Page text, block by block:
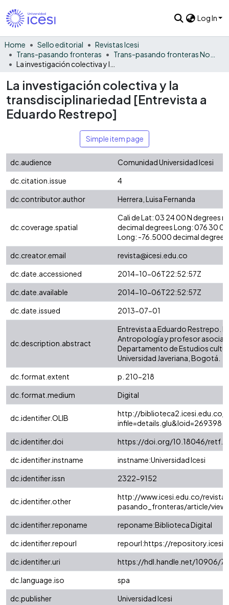
Log In
Home Sello editorial
Revistas Icesi
Trans-pasando fronteras
La investigación colectiva y la
transdisciplinariedad [Entrevista a
Eduardo Restrepo]
Simple item page
dc.audience
Comunidad Universidad Icesi
dc.citation.issue
4
dc.contributor.author
Herrera, Luisa Fernanda
dc.coverage.spatial
Cali de Lat: 03 24 00 N degrees
decimal degrees Long: 076 30
Long: -76.5000 decimal
dc.creator.email
revista@icesi.edu.co
dc.date.accessioned
2014-10-06T22:52:57Z
dc.date.available
2014-10-06T22:52:57Z
dc.date.issued
2013-07-01
dc.description.abstract
Entrevista a Eduardo Restrepo.
Antropología y profesor
Departamento de Estudios
Universidad Javeriana, Bogotá.
dc.format.extent
p. 210-218
dc.format.medium
Digital
dc.identifier.OLIB
http://biblioteca2.icesi.edu.co/
infile=details.glu&loid=269398
dc.identifier.doi
https://doi.org/10.18046/
dc.identifier.instname
instname:Universidad Icesi
dc.identifier.issn
2322-9152
dc.identifier.other
http://www.icesi.edu.co/
pasando_fronteras/article/
dc.identifier.reponame
reponame:Biblioteca Digital
dc.identifier.repourl
repourl:https://
dc.identifier.uri
https://hdl.handle.net/10906/
dc.language.iso
spa
dc.publisher
Universidad Icesi